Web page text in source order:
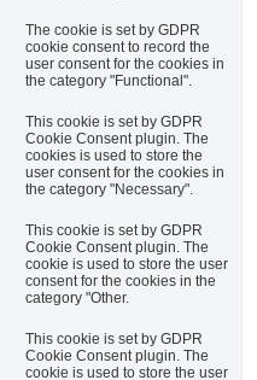
The cookie is set by GDPR
cookie consent to record the
user consent for the cookies in
the category "Functional".
This cookie is set by GDPR
Cookie Consent plugin. The
cookies is used to store the
user consent for the cookies in
the category "Necessary".
This cookie is set by GDPR
Cookie Consent plugin. The
cookie is used to store the user
consent for the cookies in the
category "Other.
This cookie is set by GDPR
Cookie Consent plugin. The
cookie is used to store the user